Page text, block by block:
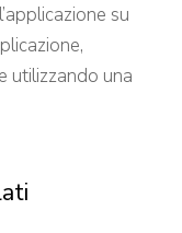
su
utilizzando una